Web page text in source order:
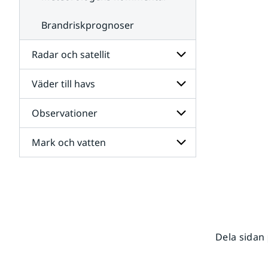
Brandriskprognoser
Radar och satellit
Undersidor
för
Radar
och
satellit
Väder till havs
Undersidor
för
Väder
till
havs
Observationer
Undersidor
för
Mark och vatten
Dela sidan